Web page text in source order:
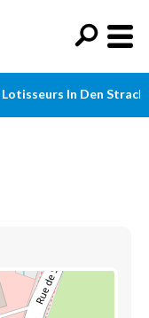
Lotisseurs In Den